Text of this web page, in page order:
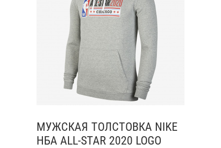
МУЖСКАЯ ТОЛСТОВКА NIKE
НБА ALL-STAR 2020 LOGO